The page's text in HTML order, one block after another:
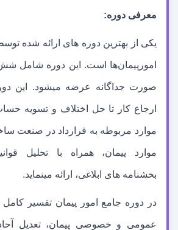
معرفی دوره:
یکی از بهترین دوره های ارائه شده
امورپیمانها است. این دوره شامل شش
صورت جداگانه عرضه می شود. این دوره
ارجاع کار تا حل اختلاف و تسویه
موارد مربوطه به قرارداد در صنعت
موارد پیمان، همراه با تحلیل
بخشنامههای ابلاغی، ارائه می نماید.
در دوره جامع امور پیمان تفسیر کامل و
عمومی و خصوصی پیمان، تعدیل آحاد